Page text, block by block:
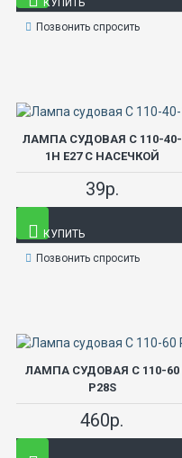
КУПИТЬ
Позвонить спросить
ЛАМПА СУДОВАЯ С 110-40-
1Н Е27 С НАСЕЧКОЙ
39р.
КУПИТЬ
Позвонить спросить
ЛАМПА СУДОВАЯ С 110-60
P28S
460р.